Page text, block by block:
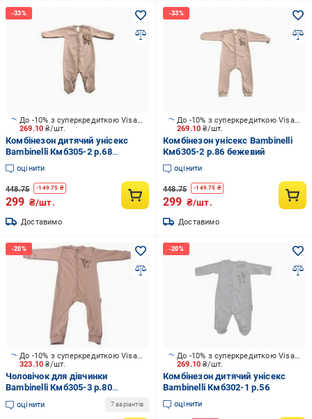
269.10₴/шт.
До -10% з суперкредиткою Visa Вигода
Комбінезон дитячий унісекс
Bambinelli Кмб305-2 р.68
бежевий
оцінити
448.75 -149.75 ₴
299 ₴/шт.
Доставимо
269.10₴/шт.
До -10% з суперкредиткою Visa Вигода
Комбінезон унісекс Bambinelli
Кмб305-2 р.86 бежевий
оцінити
448.75 -149.75 ₴
299 ₴/шт.
Доставимо
323.10₴/шт.
До -10% з суперкредиткою Visa Вигода
Чоловічок для дівчинки
Bambinelli Кмб305-3 р.80
рожевий
оцінити 7 варіантів
269.10₴/шт.
До -10% з суперкредиткою Visa Вигода
Комбінезон дитячий унісекс
Bambinelli Кмб302-1 р.56
оцінити